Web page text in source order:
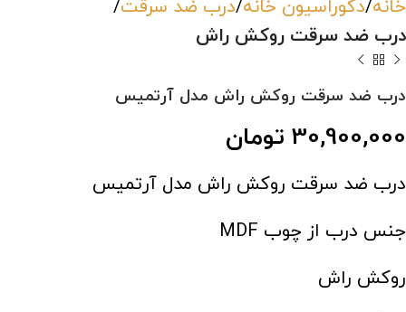
خانه دکوراسیون خانه درب ضد سرقت
درب ضد سرقت روکش راش
درب ضد سرقت روکش راش مدل آرتمیس
30,900,000 تومان
درب ضد سرقت روکش راش مدل آرتمیس
جنس درب از چوب MDF
روکش راش